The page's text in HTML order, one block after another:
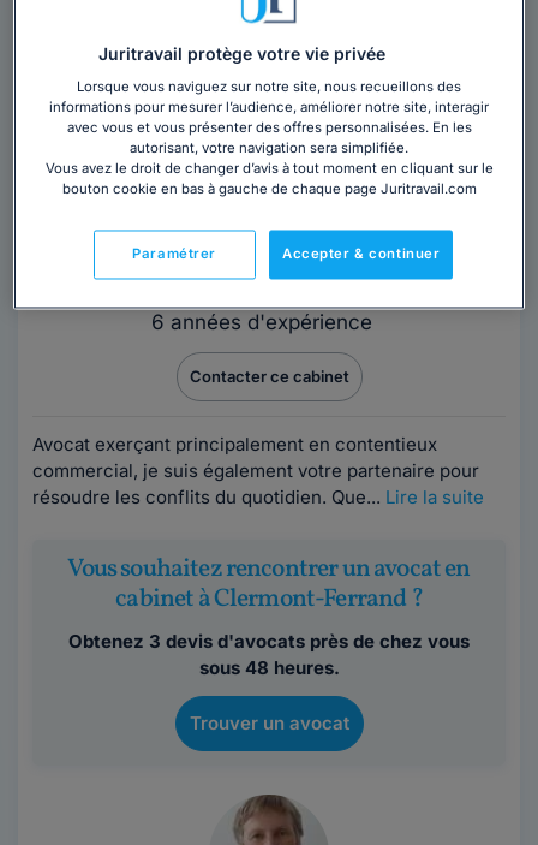
Cabinet VINCENT DEBORDES
Avocat au barreau de Clermont-Ferrand
Puy-de-Dôme,Clermont-Ferrand, 63000
6 années d'expérience
Contacter ce cabinet
Avocat exerçant principalement en contentieux
commercial, je suis également votre partenaire pour
résoudre les conflits du quotidien. Que... Lire la suite
Vous souhaitez rencontrer un avocat en
cabinet à Clermont-Ferrand ?
Obtenez 3 devis d'avocats près de chez vous
sous 48 heures.
Trouver un avocat
Juritravail protège votre vie privée
Lorsque vous naviguez sur notre site, nous recueillons des
informations pour mesurer l’audience, améliorer notre site, interagir
avec vous et vous présenter des offres personnalisées. En les
autorisant, votre navigation sera simplifiée.
Vous avez le droit de changer d’avis à tout moment en cliquant sur le
bouton cookie en bas à gauche de chaque page Juritravail.com
Accepter & continuer
Paramétrer